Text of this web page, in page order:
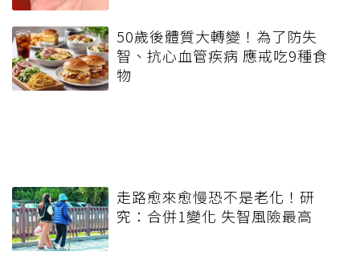
50歲後體質大轉變！為了防失
智、抗心血管疾病 應戒吃9種食
物
走路愈來愈慢恐不是老化！研
究：合併1變化 失智風險最高